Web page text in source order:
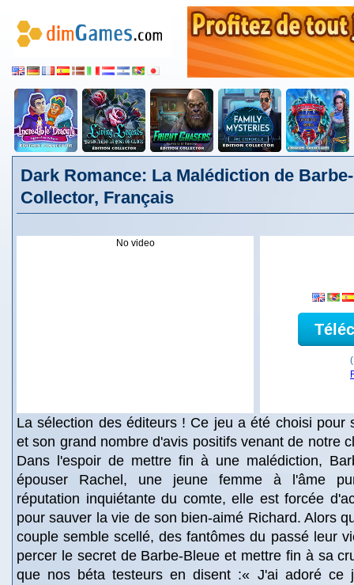
Dark Romance: La Malédiction de
Collector, Français
No video
La sélection des éditeurs ! Ce jeu a été choisi pour
et son grand nombre d'avis positifs venant de notre
Dans l'espoir de mettre fin à une malédiction,
épouser Rachel, une jeune femme à l'âme
réputation inquiétante du comte, elle est forcée
pour sauver la vie de son bien-aimé Richard. Alors
couple semble scellé, des fantômes du passé leur
percer le secret de Barbe-Bleue et mettre fin à sa
que nos béta testeurs en disent :« J'ai adoré ce